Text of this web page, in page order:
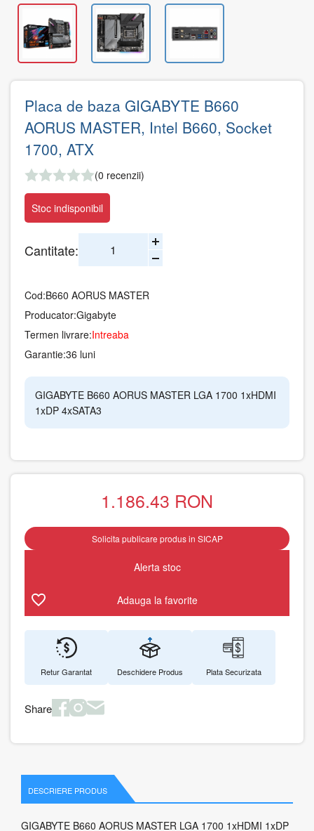
Placa de baza GIGABYTE B660
AORUS MASTER, Intel B660, Socket
1700, ATX
(0 recenzii)
Stoc indisponibil
Cantitate:
Cod:B660 AORUS MASTER
Producator:Gigabyte
Termen livrare:Intreaba
Garantie:36 luni
GIGABYTE B660 AORUS MASTER LGA 1700 1xHDMI
1xDP 4xSATA3
1.186.43 RON
Solicita publicare produs in SICAP
Alerta stoc
Adauga la favorite
Retur Garantat Deschidere Produs Plata Securizata
Share
DESCRIERE PRODUS
GIGABYTE B660 AORUS MASTER LGA 1700 1xHDMI 1xDP